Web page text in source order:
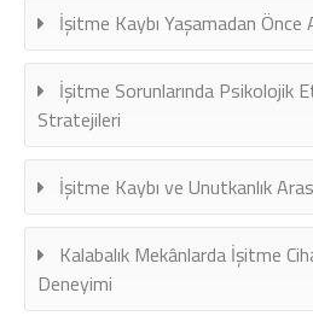
İşitme Kaybı Yaşamadan Önce
İşitme Sorunlarında Psikolojik
Stratejileri
İşitme Kaybı ve Unutkanlık
Kalabalık Mekânlarda İşitme
Deneyimi